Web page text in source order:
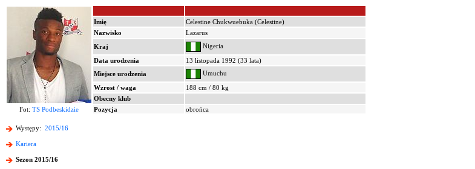
Imię
Celestine Chukwuebuka (Celestine)
Nazwisko
Lazarus
Kraj
Nigeria
Data urodzenia
13 listopada 1992 (33 lata)
Miejsce urodzenia
Umuchu
Wzrost / waga
188 cm / 80 kg
Obecny klub
Fot: TS Podbeskidzie Pozycja obrońca
Występy: 2015/16
Kariera
Sezon 2015/16